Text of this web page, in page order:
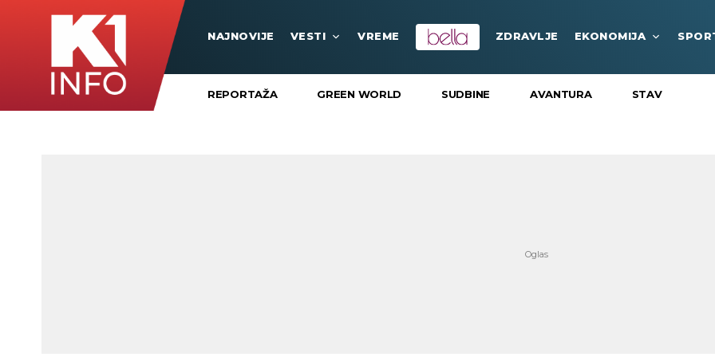
NAJNOVIJE VESTI VREME ZDRAVLJE EKONOMIJA
REPORTAŽA GREEN WORLD SUDBINE AVANTURA STAV